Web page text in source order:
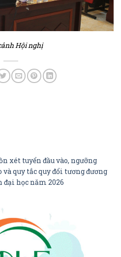
Hội nghị
xét tuyển đầu vào, ngưỡng
và quy tắc quy đổi tương đương
học năm 2026